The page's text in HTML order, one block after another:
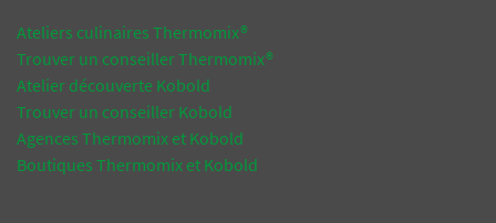
Ateliers culinaires Thermomix®
Trouver un conseiller Thermomix®
Atelier découverte Kobold
Trouver un conseiller Kobold
Agences Thermomix et Kobold
Boutiques Thermomix et Kobold